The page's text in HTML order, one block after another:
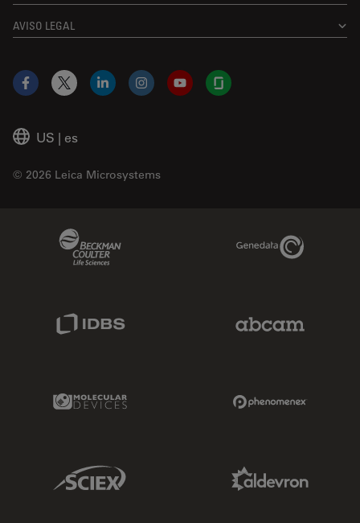
AVISO LEGAL
US | es
© 2026 Leica Microsystems
Facebook
X LinkedInInstagramYouTubeGlassdoor
Genedata Link
Molecular Devices Link
Sciex Link